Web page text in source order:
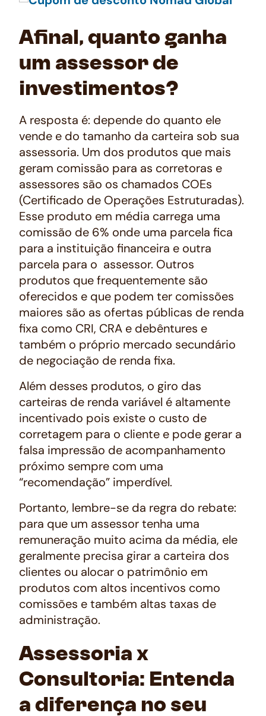
Afinal, quanto ganha
um assessor de
investimentos?
A resposta é: depende do quanto ele
vende e do tamanho da carteira sob sua
assessoria. Um dos produtos que mais
geram comissão para as corretoras e
assessores são os chamados COEs
(Certificado de Operações Estruturadas).
Esse produto em média carrega uma
comissão de 6% onde uma parcela fica
para a instituição financeira e outra
parcela para o assessor. Outros
produtos que frequentemente são
oferecidos e que podem ter comissões
maiores são as ofertas públicas de renda
fixa como CRI, CRA e debêntures e
também o próprio mercado secundário
de negociação de renda fixa.
Além desses produtos, o giro das
carteiras de renda variável é altamente
incentivado pois existe o custo de
corretagem para o cliente e pode gerar a
falsa impressão de acompanhamento
próximo sempre com uma
“recomendação” imperdível.
Portanto, lembre-se da regra do rebate:
para que um assessor tenha uma
remuneração muito acima da média, ele
geralmente precisa girar a carteira dos
clientes ou alocar o patrimônio em
produtos com altos incentivos como
comissões e também altas taxas de
administração.
Assessoria x
Consultoria: Entenda
a diferença no seu